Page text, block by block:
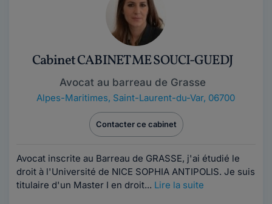
Cabinet CABINET ME SOUCI-GUEDJ
Avocat au barreau de Grasse
Alpes-Maritimes, Saint-Laurent-du-Var, 06700
Contacter ce cabinet
Avocat inscrite au Barreau de GRASSE, j'ai étudié le
droit à l'Université de NICE SOPHIA ANTIPOLIS. Je suis
titulaire d'un Master I en droit... Lire la suite